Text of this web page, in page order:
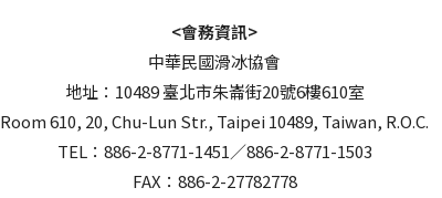
<會務資訊>
中華民國滑冰協會
地址：10489 臺北市朱崙街20號6樓610室
Room 610, 20, Chu-Lun Str., Taipei 10489, Taiwan, R.O.C.
TEL：886-2-8771-1451／886-2-8771-1503
FAX：886-2-27782778